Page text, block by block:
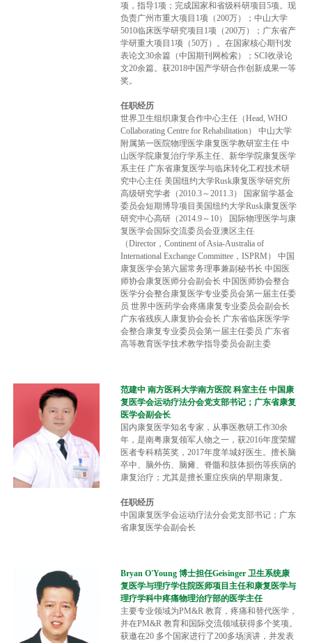
项，指导1项；完成国家和省级科研项目5项。现
负责广州市重大项目1项（200万）；中山大学
5010临床医学研究项目1项（200万）；广东省产
学研重大项目1项（50万）。在国家核心期刊发
表论文30余篇（中国期刊网检索）；SCI收录论
文20余篇。获2018中国产学研合作创新成果一等
奖。
任职经历
世界卫生组织康复合作中心主任（Head, WHO
Collaborating Centre for Rehabilitation） 中山大学
附属第一医院物理医学康复医学教研室主任 中
山医学院康复治疗学系主任、新华学院康复医学
系主任 广东省康复医学与临床转化工程技术研
究中心主任 美国纽约大学Rusk康复医学研究所
高级研究学者（2010.3～2011.3） 国家留学基金
委员会短期博导项目美国纽约大学Rusk康复医学
研究中心高研（2014.9～10） 国际物理医学与康
复医学会国际交流委员会亚澳区主任
（Director，Continent of Asia-Australia of
International Exchange Committee，ISPRM） 中国
康复医学会第六届常务理事兼副秘书长 中国医
师协会康复医师分会副会长 中国医师协会整合
医学分会整合康复医学专业委员会第一届主任委
员 世界中医药学会疼痛康复专业委员会副会长
广东省残疾人康复协会会长 广东省临床医学学
会整合康复专业委员会第一届主任委员 广东省
高等教育医学技术教学指导委员会副主委
范建中 南方医科大学南方医院 科室主任 中国康
复医学会运动疗法分会党支部书记；广东省康复
医学会副会长
国内康复医学知名专家，从事医教研工作30余
年，是南粤康复领军人物之一，获2016年度荣耀
医者专科精英奖，2017年度羊城好医生。擅长脑
卒中、脑外伤、脑瘫、脊髓和肢体损伤等疾病的
康复治疗；尤其是擅长重症疾病的早期康复。
任职经历
中国康复医学会运动疗法分会党支部书记；广东
省康复医学会副会长
Bryan O'Young 博士担任Geisinger 卫生系统康
复医学与理疗学住院医师项目主任和康复医学与
理疗学科中疼痛物理治疗部的医学主任
主要专业领域为PM&R 教育，疼痛和替代医学，
并在PM&R 教育和国际交流领域获得多个奖项。
获邀在20 多个国家进行了200多场演讲，并发表